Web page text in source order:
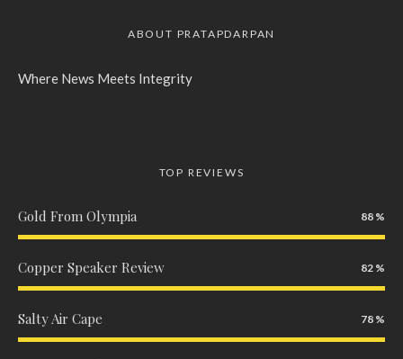
ABOUT PRATAPDARPAN
Where News Meets Integrity
TOP REVIEWS
Gold From Olympia 88
Copper Speaker Review 82
Salty Air Cape 78